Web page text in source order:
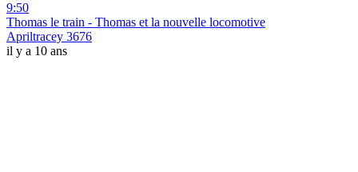
9:50
Thomas le train - Thomas et la nouvelle locomotive
Apriltracey 3676
il y a 10 ans